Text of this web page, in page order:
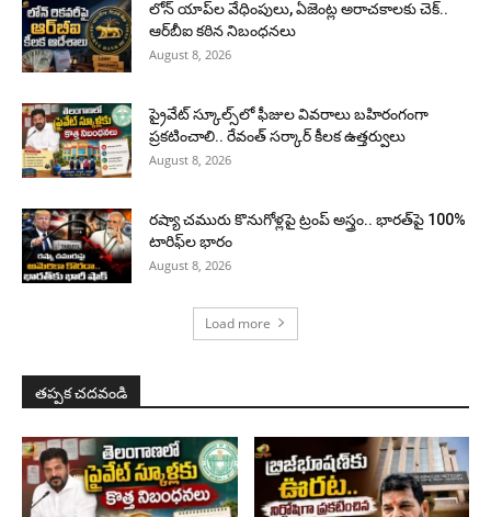
లోన్ యాప్‌ల వేధింపులు, ఏజెంట్ల అరాచకాలకు చెక్..
ఆర్‌బీఐ కఠిన నిబంధనలు
August 8, 2026
ప్రైవేట్ స్కూల్స్‌లో ఫీజుల వివరాలు బహిరంగంగా
ప్రకటించాలి.. రేవంత్ సర్కార్ కీలక ఉత్తర్వులు
August 8, 2026
రష్యా చమురు కొనుగోళ్లపై ట్రంప్ అస్త్రం.. భారత్‌పై 100%
టారిఫ్‌ల భారం
August 8, 2026
Load more
తప్పక చదవండి